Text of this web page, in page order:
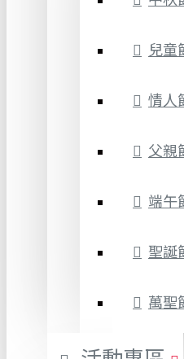
兒童
情人
父親
端午
聖誕
萬聖